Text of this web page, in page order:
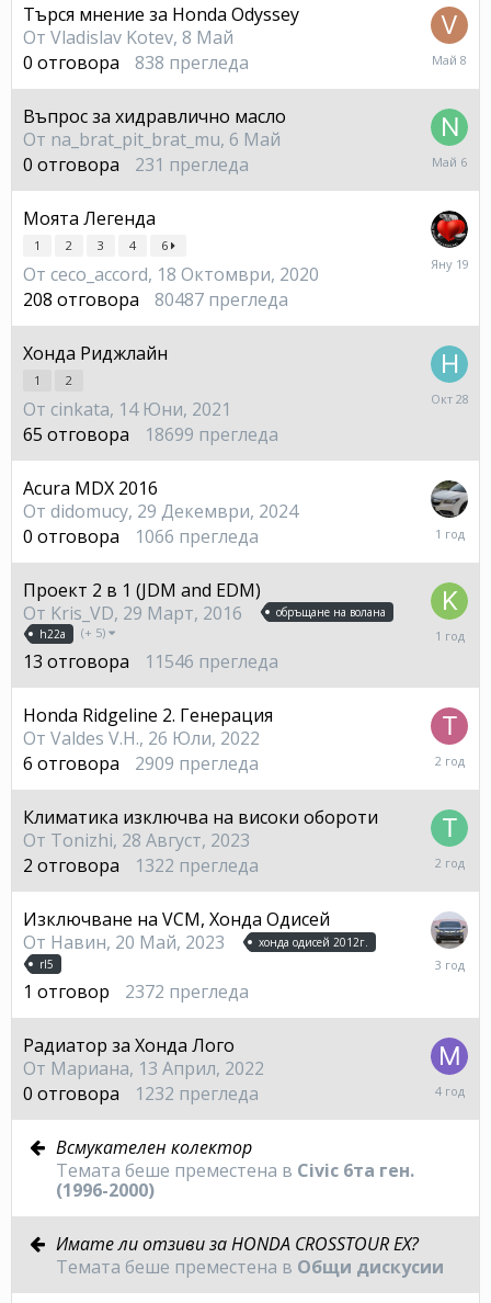
Търся мнение за Honda Odyssey
От Vladislav Kotev, 8 Май
0 отговора 838 прегледа
8
Май
Въпрос за хидравлично масло
От na_brat_pit_brat_mu, 6 Май
0 отговора 231 прегледа
6
Май
Моята Легенда
1 2 3 4 6
От ceco_accord, 18 Октомври, 2020
208 отговора 80487 прегледа
19
Хонда Риджлайн
1 2
От cinkata, 14 Юни, 2021
65 отговора 18699 прегледа
28
Acura MDX 2016
От didomucy, 29 Декември, 2024
0 отговора 1066 прегледа
29
2024
Проект 2 в 1 (JDM and EDM)
От Kris_VD, 29 Март, 2016
обръщане на волана
h22a
(+ 5)
13 отговора 11546 прегледа
8
Honda Ridgeline 2. Генерация
От Valdes V.H., 26 Юли, 2022
6 отговора 2909 прегледа
31
Август,
2023
Климатика изключва на високи обороти
От Tonizhi, 28 Август, 2023
2 отговора 1322 прегледа
29
Август,
2023
Изключване на VCM, Хонда Одисей
От Навин, 20 Май, 2023
хонда одисей 2012г.
rl5
1 отговор 2372 прегледа
21
Май,
Радиатор за Хонда Лого
От Мариана, 13 Април, 2022
0 отговора 1232 прегледа
13
Април,
2022
Всмукателен колектор
Темата беше преместена в Civic 6та ген.
(1996-2000)
Имате ли отзиви за HONDA CROSSTOUR EX?
Темата беше преместена в Общи дискусии